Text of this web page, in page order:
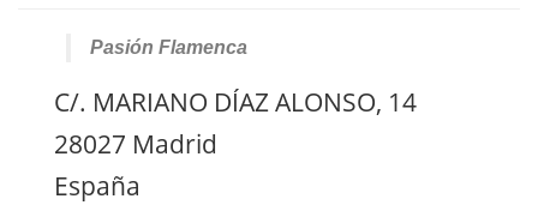
Pasión Flamenca
C/. MARIANO DÍAZ ALONSO, 14
28027 Madrid
España